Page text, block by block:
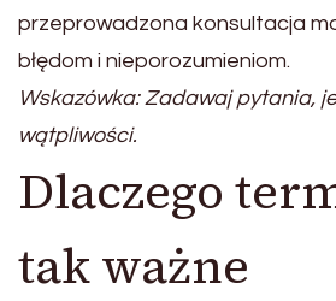
przeprowadzona konsultacja
błędom i nieporozumieniom.
Wskazówka: Zadawaj pytania,
wątpliwości.
Dlaczego
tak ważne